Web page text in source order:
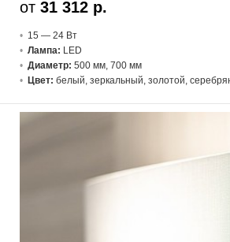
от 31 312 р.
15 — 24 Вт
Лампа: LED
Диаметр: 500 мм, 700 мм
Цвет: белый, зеркальный, золотой,